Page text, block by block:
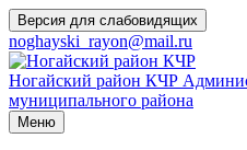
Перейти
к
содержимому
Версия для слабовидящих
noghayski_rayon@mail.ru
Ногайский район КЧР
муниципального района
Меню